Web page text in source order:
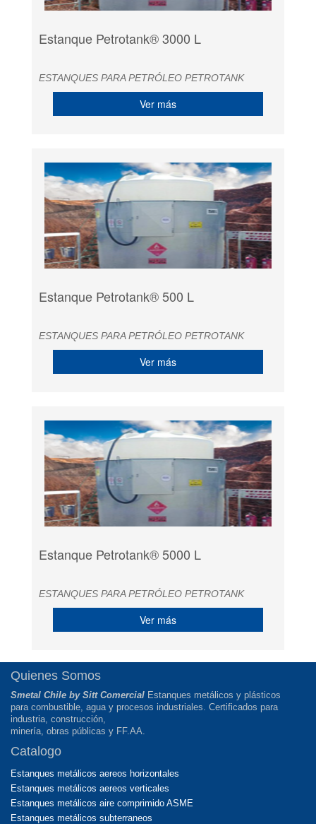
Estanque Petrotank® 3000 L
ESTANQUES PARA PETRÓLEO PETROTANK
Ver más
Estanque Petrotank® 500 L
ESTANQUES PARA PETRÓLEO PETROTANK
Ver más
Estanque Petrotank® 5000 L
ESTANQUES PARA PETRÓLEO PETROTANK
Ver más
Quienes Somos
Smetal Chile by Sitt Comercial Estanques metálicos y plásticos
para combustible, agua y procesos industriales. Certificados para
industria, construcción,
minería, obras públicas y FF.AA.
Catalogo
Estanques metálicos aereos horizontales
Estanques metálicos aereos verticales
Estanques metálicos aire comprimido ASME
Estanques metálicos subterraneos